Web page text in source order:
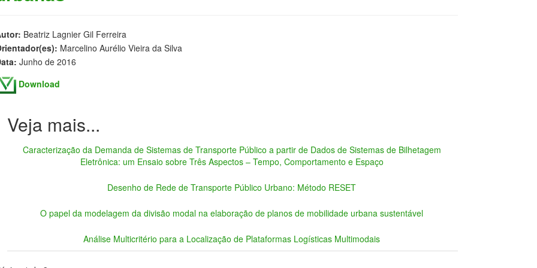
Beatriz Lagnier Gil Ferreira
Marcelino Aurélio Vieira da Silva
Junho de 2016
Download
Caracterização da Demanda de Sistemas de Transporte Público a partir de Dados de Sistemas de Bilhetagem
Eletrônica: um Ensaio sobre Três Aspectos – Tempo, Comportamento e Espaço
Desenho de Rede de Transporte Público Urbano: Método RESET
O papel da modelagem da divisão modal na elaboração de planos de mobilidade urbana sustentável
Análise Multicritério para a Localização de Plataformas Logísticas Multimodais